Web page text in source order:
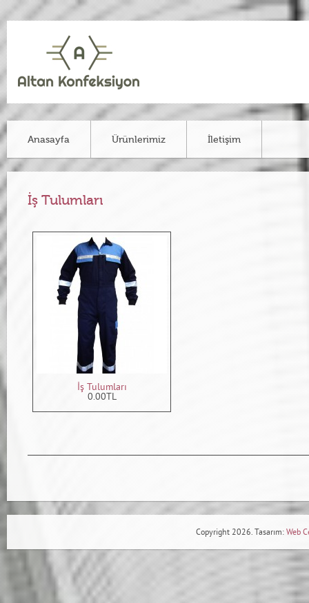
Anasayfa Ürünlerimiz İletişim
İş Tulumları
İş Tulumları
0.00TL
Copyright 2026. Tasarım: Web